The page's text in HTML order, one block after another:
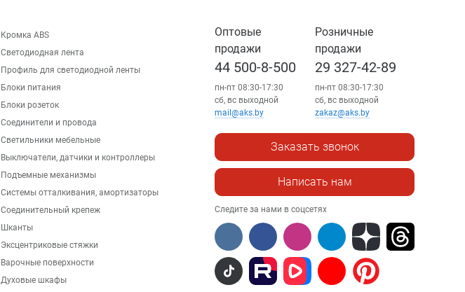
Кромка ABS
Светодиодная лента
Профиль для светодиодной ленты
Блоки питания
Блоки розеток
Соединители и провода
Светильники мебельные
Выключатели, датчики и контроллеры
Подъемные механизмы
Системы отталкивания, амортизаторы
Соединительный крепеж
Шканты
Эксцентриковые стяжки
Варочные поверхности
Духовые шкафы
Оптовые
продажи
44 500-8-500
пн-пт 08:30-17:30
сб, вс выходной
mail@aks.by
Розничные
продажи
29 327-42-89
пн-пт 08:30-17:30
сб, вс выходной
zakaz@aks.by
Заказать звонок
Написать нам
Следите за нами в соцсетях